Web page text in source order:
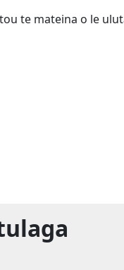
te mateina o le